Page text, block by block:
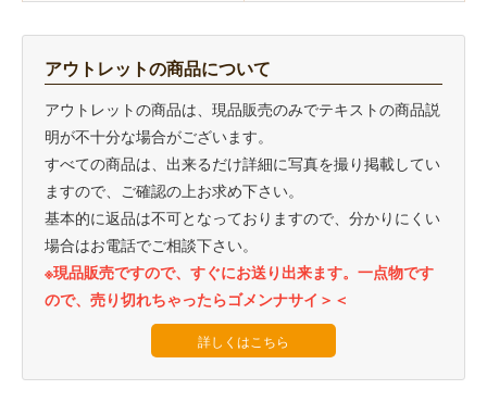
アウトレットの商品について
アウトレットの商品は、現品販売のみでテキストの商品説
明が不十分な場合がございます。
すべての商品は、出来るだけ詳細に写真を撮り掲載してい
ますので、ご確認の上お求め下さい。
基本的に返品は不可となっておりますので、分かりにくい
場合はお電話でご相談下さい。
※現品販売ですので、すぐにお送り出来ます。一点物です
ので、売り切れちゃったらゴメンナサイ＞＜
詳しくはこちら